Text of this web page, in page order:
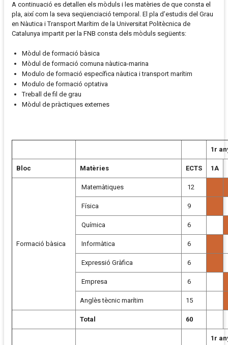
A continuació es detallen els mòduls i les matèries de que consta el
pla, així com la seva seqüenciació temporal. El pla d’estudis del Grau
en Nàutica i Transport Marítim de la Universitat Politècnica de
Catalunya impartit per la FNB consta dels mòduls següents:
Mòdul de formació bàsica
Mòdul de formació comuna nàutica-marina
Modulo de formació específica nàutica i transport marítim
Modulo de formació optativa
Treball de fil de grau
Mòdul de pràctiques externes
1r
Bloc Matèries ECTS 1A
Formació bàsica
Matemàtiques 12
Física 9
Química 6
Informàtica 6
Expressió Gràfica 6
Empresa 6
Anglès tècnic marítim 15
Total 60
1r